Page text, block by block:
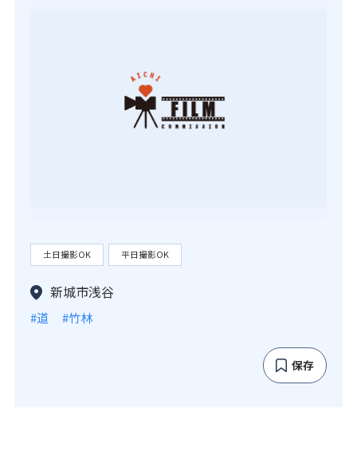
土日撮影OK 平日撮影OK
新城市浅谷
#道 #竹林
保存